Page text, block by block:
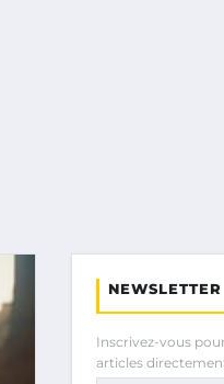
NEWSLETTER
Inscrivez-vous
articles